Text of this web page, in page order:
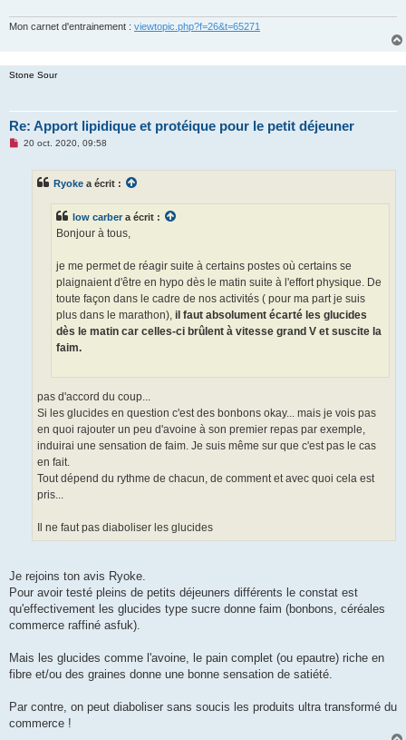
Mon carnet d'entrainement : viewtopic.php?f=26&t=65271
Stone Sour
Re: Apport lipidique et protéique pour le petit déjeuner
M20 oct. 2020, 09:58
Ryoke a écrit :
low carbera écrit :
Bonjour à tous,
je me permet de réagir suite à certains postes où certains se
plaignaient d'être en hypo dès le matin suite à l'effort physique. De
toute façon dans le cadre de nos activités ( pour ma part je suis
plus dans le marathon), il faut absolument écarté les glucides
dès le matin car celles-ci brûlent à vitesse grand V et suscite la
faim.
pas d'accord du coup...
Si les glucides en question c'est des bonbons okay... mais je vois pas
en quoi rajouter un peu d'avoine à son premier repas par exemple,
induirai une sensation de faim. Je suis même sur que c'est pas le cas
en fait.
Tout dépend du rythme de chacun, de comment et avec quoi cela est
pris...
Il ne faut pas diaboliser les glucides
Je rejoins ton avis Ryoke.
Pour avoir testé pleins de petits déjeuners différents le constat est
qu'effectivement les glucides type sucre donne faim (bonbons, céréales
commerce raffiné asfuk).
Mais les glucides comme l'avoine, le pain complet (ou epautre) riche en
fibre et/ou des graines donne une bonne sensation de satiété.
Par contre, on peut diaboliser sans soucis les produits ultra transformé du
commerce !